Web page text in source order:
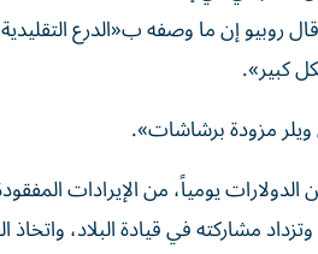
إن ما وصفه ب«الدرع
كبير».
مزودة برشاشات».
يومياً، من الإيرادات
مشاركته في قيادة البلاد، واتخاذ